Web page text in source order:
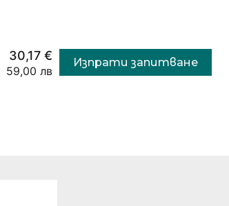
30,17 €
59,00 лв
Изпрати запитване